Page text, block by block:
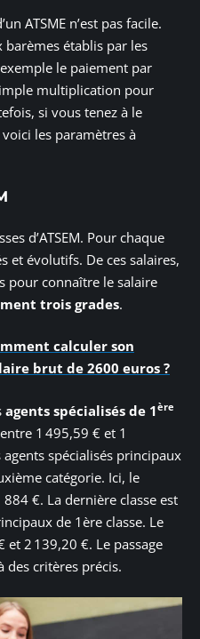
ATSME n’est pas facile.
barèmes établis par les
le paiement par
multiplication pour
si vous tenez à le
les paramètres à
d’ATSEM. Pour chaque
et évolutifs. De ces salaires,
pour connaître le salaire
trois grades.
calculer son
brut de 2600 euros ?
agents spécialisés de 1ère
1 495,59 € et 1
agents spécialisés principaux
catégorie. Ici, le
€. La dernière classe est
de 1ère classe. Le
2 139,20 €. Le passage
des critères précis.